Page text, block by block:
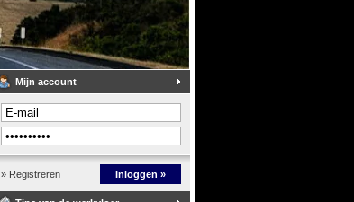
Mijn account
» Registreren Inloggen »